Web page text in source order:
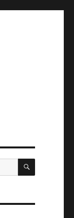
SZUKAJ